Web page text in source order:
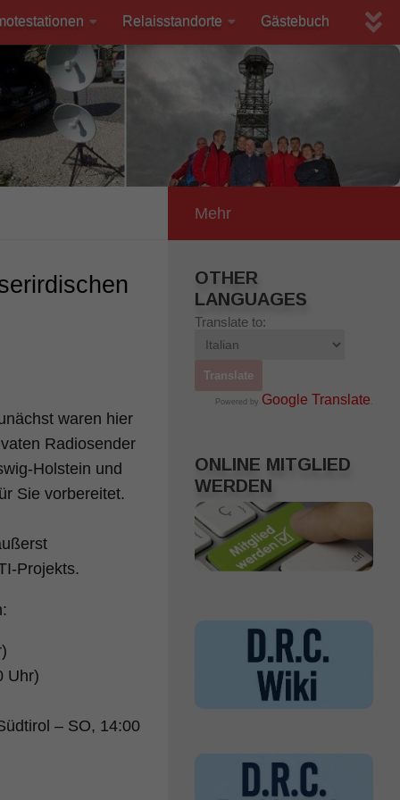
Relaisstandorte Gästebuch
waren hier
Radiosender
Holstein und
Sie vorbereitet.
Projekts.
Uhr)
– SO, 14:00
Mehr
OTHER
LANGUAGES
Translate to:
Powered by Google Translate .
ONLINE MITGLIED
WERDEN